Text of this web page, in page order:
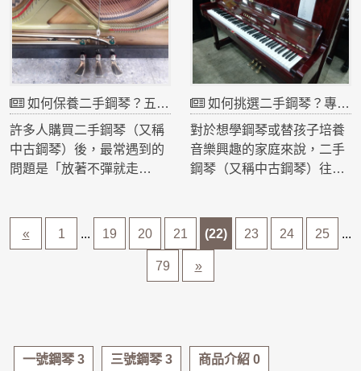
穩、鍵盤卡鍵、音色變悶等
問題。
想讓你的鋼琴保持最佳狀
態？以下教你如何正確保養
二手鋼琴，延長使用壽命、
維持絕佳音色。
但市面上的中古鋼琴種類繁
多，價格差異大，到底該怎
麼挑？本篇將教你幾個實用
技巧，讓你輕鬆挑到品質好
又不踩雷的中古鋼琴。
如何保養二手鋼琴？五大秘訣讓你的中古鋼琴維持最佳狀態
許多人購買二手鋼琴（又稱
中古鋼琴）後，最常遇到的
問題是「放著不彈就走
其實，鋼琴就像人體一樣，
需要定期「保養與調整」，
本篇將告訴你如何正確保養
如何挑選二手鋼琴？專業建議帶你買到音色好又耐用的中古鋼琴
對於想學鋼琴或替孩子培養
音樂興趣的家庭來說，二手
鋼琴（又稱中古鋼琴）往往
挑」、「YAMAHA中古鋼琴
推薦」時，最在意的就是
——如何買到品質好、壽命
長、價格合理的鋼琴。以下
« 1 ... 19 20 21 (22) 23 24 25 ...
79 »
一號鋼琴 3 三號鋼琴 3 商品介紹 0